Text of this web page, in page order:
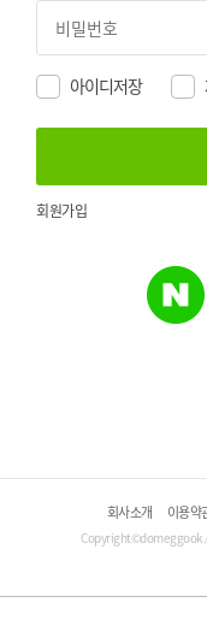
아이디저장
회원가입
회사소개 이용약